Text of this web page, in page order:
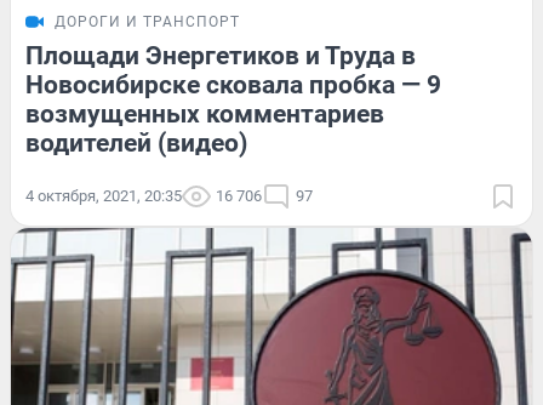
ДОРОГИ И ТРАНСПОРТ
Площади Энергетиков и Труда в
Новосибирске сковала пробка — 9
возмущенных комментариев
водителей (видео)
4 октября, 2021, 20:35 16 706 97